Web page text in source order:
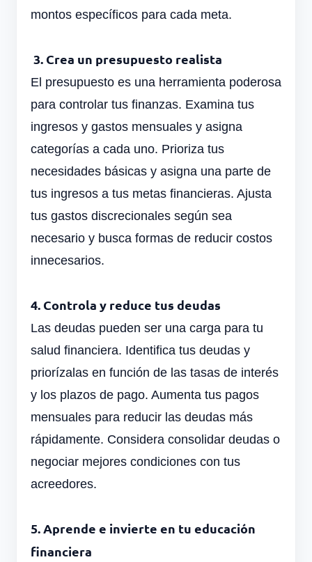
montos específicos para cada meta.
3. Crea un presupuesto realista
El presupuesto es una herramienta poderosa
para controlar tus finanzas. Examina tus
ingresos y gastos mensuales y asigna
categorías a cada uno. Prioriza tus
necesidades básicas y asigna una parte de
tus ingresos a tus metas financieras. Ajusta
tus gastos discrecionales según sea
necesario y busca formas de reducir costos
innecesarios.
4. Controla y reduce tus deudas
Las deudas pueden ser una carga para tu
salud financiera. Identifica tus deudas y
priorízalas en función de las tasas de interés
y los plazos de pago. Aumenta tus pagos
mensuales para reducir las deudas más
rápidamente. Considera consolidar deudas o
negociar mejores condiciones con tus
acreedores.
5. Aprende e invierte en tu educación
financiera